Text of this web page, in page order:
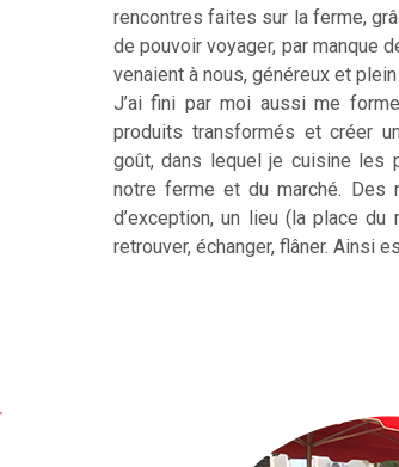
rencontres faites sur la ferme,
de pouvoir voyager, par manque
venaient à nous, généreux et
J’ai fini par moi aussi me
produits transformés et créer
goût, dans lequel je cuisine les
notre ferme et du marché. Des
d’exception, un lieu (la place du
retrouver, échanger, flâner. Ainsi